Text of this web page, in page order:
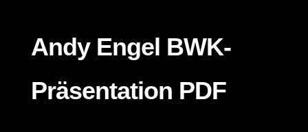
Andy Engel BWK-
Präsentation PDF